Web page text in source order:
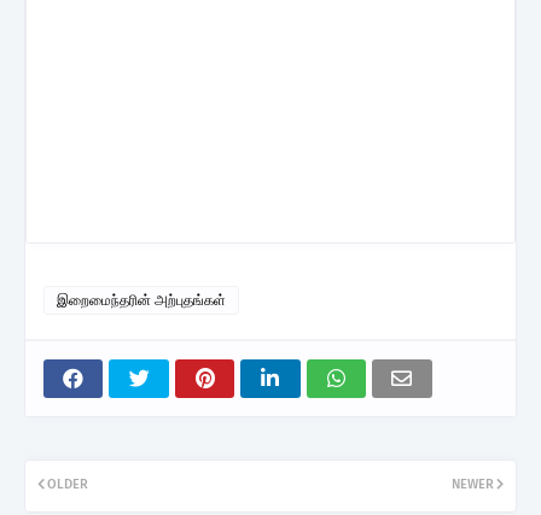
இறைமைந்தரின் அற்புதங்கள்
NEWER
OLDER